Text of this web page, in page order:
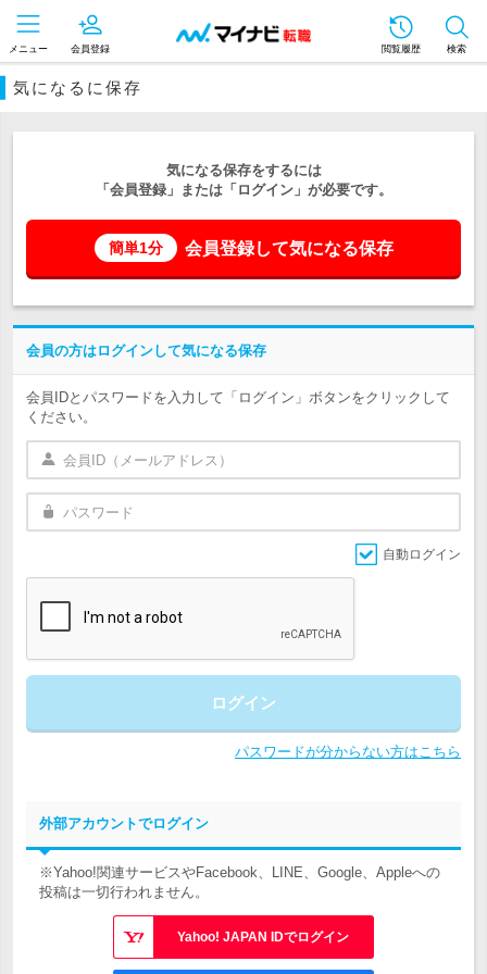
メニュー 会員登録 閲覧履歴 検索
気になるに保存
気になる保存をするには
「会員登録」または「ログイン」が必要です。
簡単1分 会員登録して気になる保存
会員の方はログインして気になる保存
会員IDとパスワードを入力して「ログイン」ボタンをクリックして
ください。
自動ログイン
ログイン
パスワードが分からない方はこちら
外部アカウントでログイン
※Yahoo!関連サービスやFacebook、LINE、Google、Appleへの
投稿は一切行われません。
Yahoo! JAPAN IDでログイン